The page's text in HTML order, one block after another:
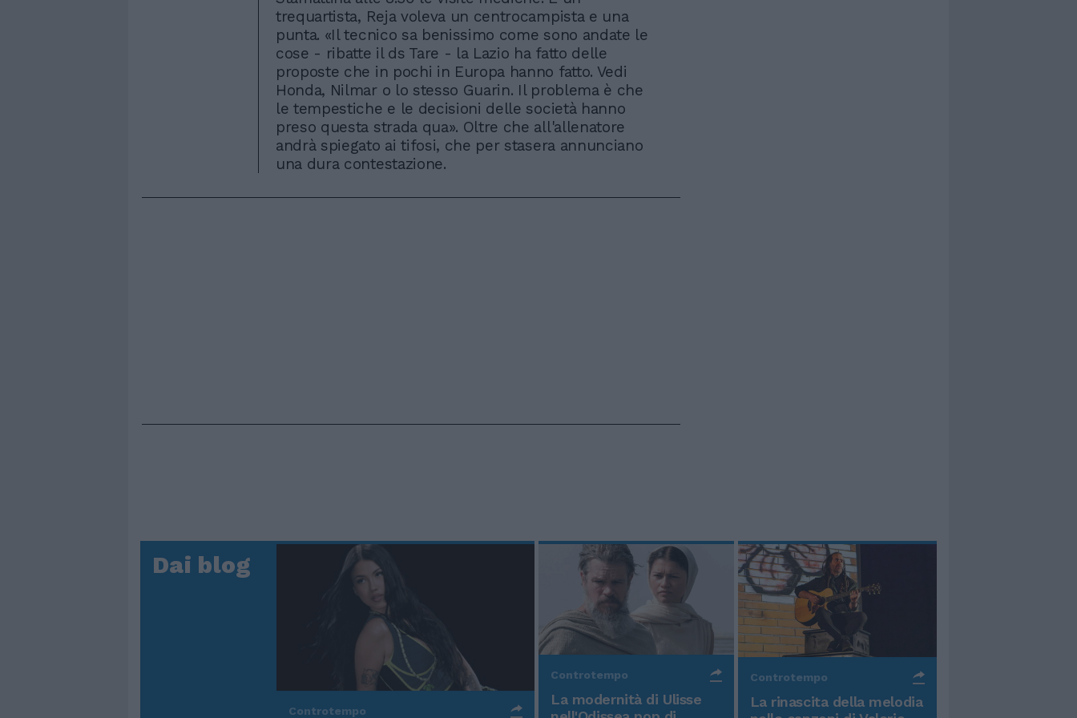
trequartista, Reja voleva un centrocampista e una
punta. «Il tecnico sa benissimo come sono andate le
cose - ribatte il ds Tare - la Lazio ha fatto delle
proposte che in pochi in Europa hanno fatto. Vedi
Honda, Nilmar o lo stesso Guarin. Il problema è che
le tempestiche e le decisioni delle società hanno
preso questa strada qua». Oltre che all'allenatore
andrà spiegato ai tifosi, che per stasera annunciano
una dura contestazione.
Dai blog
Controtempo
Controtempo
La modernità di Ulisse
Controtempo
La rinascita della melodia